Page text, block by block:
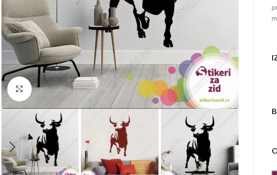
Kliknite za uvećanje